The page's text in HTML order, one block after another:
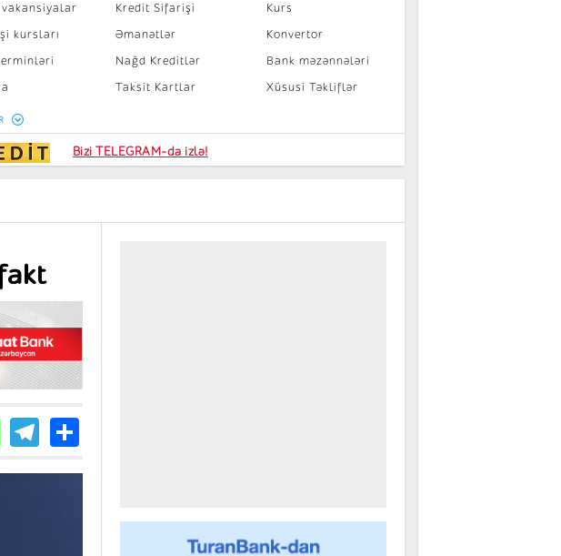
vakansiyalar
kursları
inkişaf
Kredit Sifarişi
Əmanətlər
Nağd Kreditlər
Taksit Kartlar
Kart sifarişi
Kurs
Konvertor
Bank məzənnələri
Xüsusi Təkliflər
Bizi TELEGRAM-da izlə!
WhatsApp
Telegram
Share